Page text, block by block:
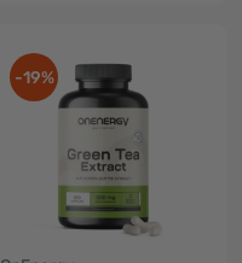
-19%